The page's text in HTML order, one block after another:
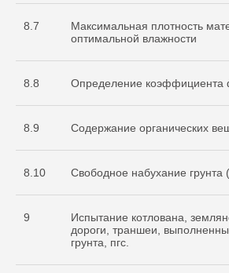
8.7
Максимальная плотность
оптимальной влажности
8.8 Определение коэффициента
8.9 Содержание органических
8.10 Свободное набухание
9
Испытание котлована,
дороги, траншеи,
грунта, пгс.